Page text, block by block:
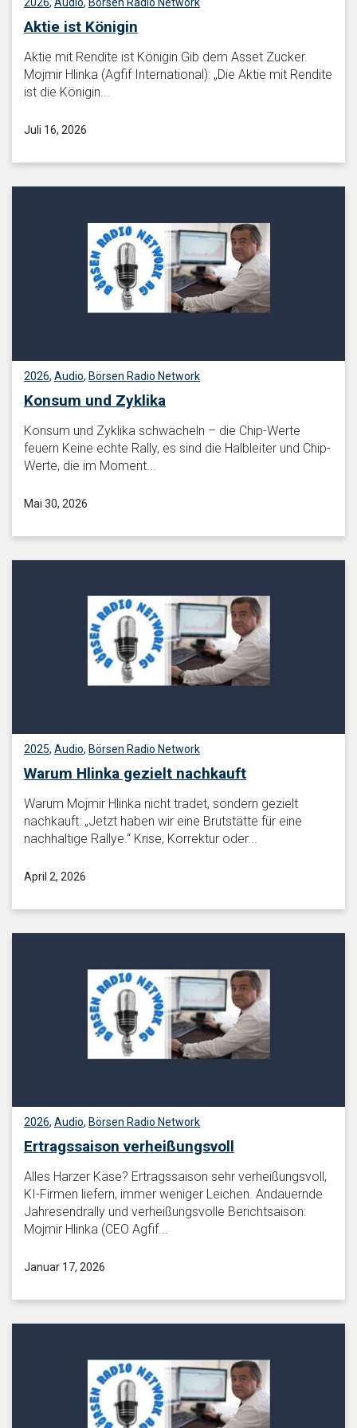
2026, Audio, Börsen Radio Network
Aktie ist Königin
Aktie mit Rendite ist Königin Gib dem Asset Zucker.
Mojmir Hlinka (Agfif International): „Die Aktie mit Rendite
ist die Königin...
Juli 16, 2026
2026, Audio, Börsen Radio Network
Konsum und Zyklika
Konsum und Zyklika schwächeln – die Chip-Werte
feuern Keine echte Rally, es sind die Halbleiter und Chip-
Werte, die im Moment...
Mai 30, 2026
2025, Audio, Börsen Radio Network
Warum Hlinka gezielt nachkauft
Warum Mojmir Hlinka nicht tradet, sondern gezielt
nachkauft: „Jetzt haben wir eine Brutstätte für eine
nachhaltige Rallye.“ Krise, Korrektur oder...
April 2, 2026
2026, Audio, Börsen Radio Network
Ertragssaison verheißungsvoll
Alles Harzer Käse? Ertragssaison sehr verheißungsvoll,
KI-Firmen liefern, immer weniger Leichen. Andauernde
Jahresendrally und verheißungsvolle Berichtsaison:
Mojmir Hlinka (CEO Agfif...
Januar 17, 2026